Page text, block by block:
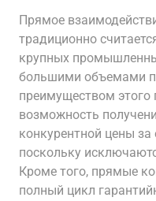
Прямое
традиционно
крупных
большими объемами
преимуществом этого
возможность
конкурентной цены
поскольку
Кроме того, прямые
полный цикл